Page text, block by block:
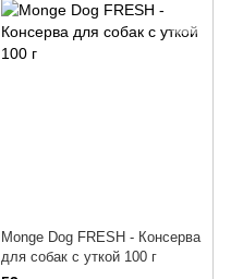
Monge Dog FRESH - Консерва
для собак с уткой 100 г